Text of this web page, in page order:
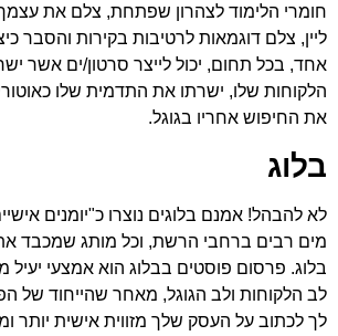
חומרי הלימוד לצהרון שפתחת, צלם את
ליין, צלם דוגמאות לרטיבות בקירות והסבר
אחד, בכל תחום, יכול לייצר סרטון/ים אשר
הלקוחות שלו, ישרתו את התדמית שלו
את החיפוש אחריו בגוגל.
בלוג
לא להבהל! אמנם בלוגים נוצרו כ"יומנים
מים רבים ברחבי הרשת, וכל מותג שמכבד
בלוג. פרסום פוסטים בבלוג הוא אמצעי יעיל
לב הלקוחות ולב הגוגל, מאחר שהייחוד של
לך לכתוב על העסק שלך מזווית אישית יותר